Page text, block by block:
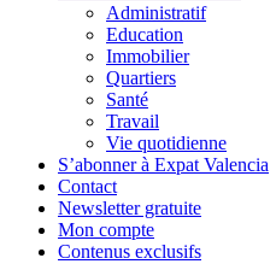
Administratif
Education
Immobilier
Quartiers
Santé
Travail
Vie quotidienne
S’abonner à Expat Valencia
Contact
Newsletter gratuite
Mon compte
Contenus exclusifs